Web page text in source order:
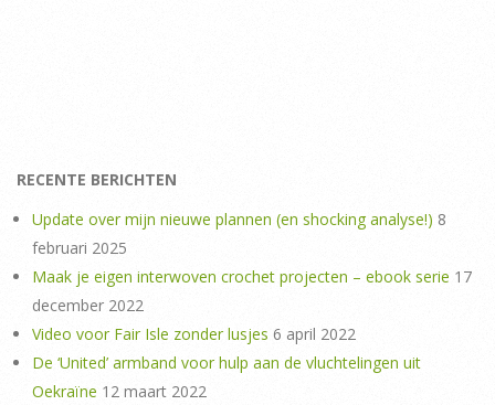
RECENTE BERICHTEN
Update over mijn nieuwe plannen (en shocking analyse!) 8
februari 2025
Maak je eigen interwoven crochet projecten – ebook serie 17
december 2022
Video voor Fair Isle zonder lusjes 6 april 2022
De ‘United’ armband voor hulp aan de vluchtelingen uit
Oekraïne 12 maart 2022